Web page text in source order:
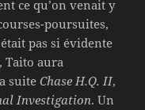
ce qu’on venait y
poursuites,
pas si évidente
Taito aura
suiteChase H.Q. II,
Investigation. Un